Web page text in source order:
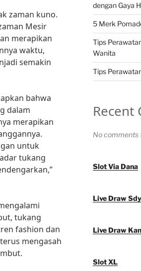
zaman kuno.
Mesir
merapikan
waktu,
semakin
bahwa
dalam
merapikan
untuk
tukang
tukang
fashion dan
mengasah
dengan Gaya
5 Merk
Tips
Wanita
Tips
Recent
No comments
Slot Via Dana
Live Draw Sdy
Live Draw
Slot XL